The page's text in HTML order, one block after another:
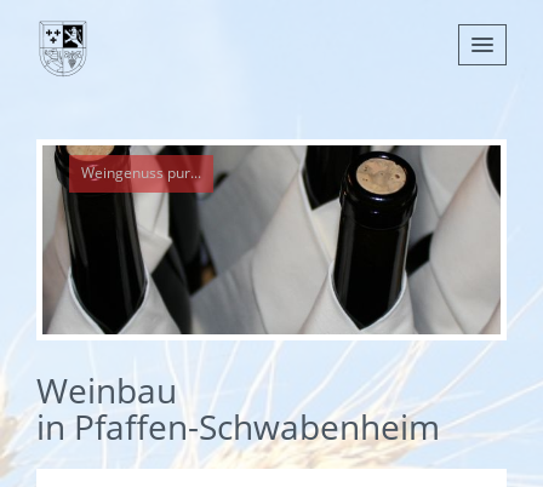
Nachrichten
Leben
Verwaltung
Tourismus
Gemeinden
Weingenuss pur...
Weinbau
in Pfaffen-Schwabenheim